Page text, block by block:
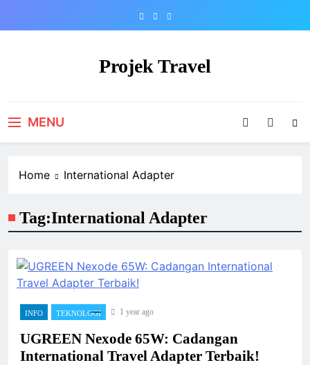
Projek Travel
MENU
Home International Adapter
Tag:International Adapter
INFO TEKNOLOGI 1 year ago
UGREEN Nexode 65W: Cadangan
International Travel Adapter Terbaik!